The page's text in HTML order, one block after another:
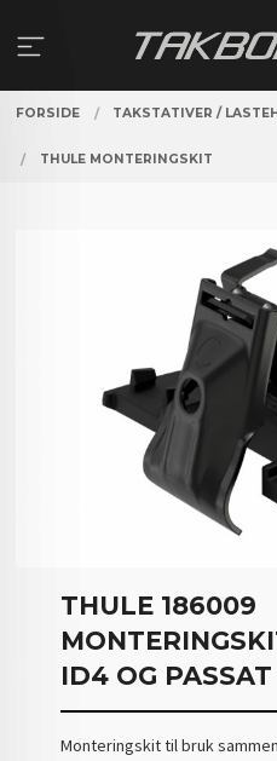
innholdet
FORSIDE TAKSTATIVER /
THULE MONTERINGSKIT
THULE 186009
ID4 OG PASSAT
Monteringskit til bruk